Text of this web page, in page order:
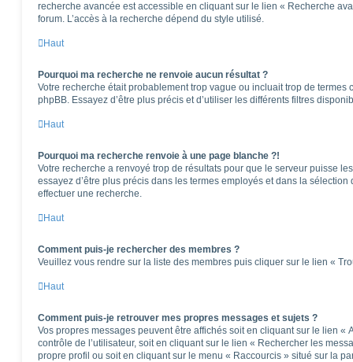
recherche avancée est accessible en cliquant sur le lien « Recherche
forum. L’accès à la recherche dépend du style utilisé.
Haut
Pourquoi ma recherche ne renvoie aucun résultat ?
Votre recherche était probablement trop vague ou incluait trop de termes
phpBB. Essayez d’être plus précis et d’utiliser les différents filtres
Haut
Pourquoi ma recherche renvoie à une page blanche ?!
Votre recherche a renvoyé trop de résultats pour que le serveur puisse
essayez d’être plus précis dans les termes employés et dans la
effectuer une recherche.
Haut
Comment puis-je rechercher des membres ?
Veuillez vous rendre sur la liste des membres puis cliquer sur le lien «
Haut
Comment puis-je retrouver mes propres messages et sujets ?
Vos propres messages peuvent être affichés soit en cliquant sur le lien «
contrôle de l’utilisateur, soit en cliquant sur le lien « Rechercher les
propre profil ou soit en cliquant sur le menu « Raccourcis » situé sur la